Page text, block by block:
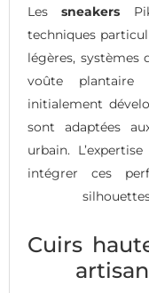
Lessneakers
techniques
légères, systèmes
voûte plantaire
initialement
sont adaptées
urbain. L’expertise
intégrer ces
Cuirs